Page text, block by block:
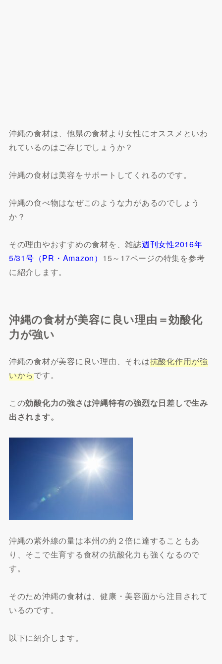
沖縄の食材は、他県の食材より女性にオススメといわ
れているのはご存じでしょうか？
沖縄の食材は美容をサポートしてくれるのです。
沖縄の食べ物はなぜこのような力があるのでしょう
か？
その理由やおすすめの食材を、雑誌週刊女性2016年
5/31号（PR・Amazon） 15～17ページの特集を参考
に紹介します。
沖縄の食材が美容に良い理由＝効酸化
力が強い
沖縄の食材が美容に良い理由、それは抗酸化作用が強
いからです。
この効酸化力の強さは沖縄特有の強烈な日差しで生み
出されます。
沖縄の紫外線の量は本州の約２倍に達することもあ
り、そこで生育する食材の抗酸化力も強くなるので
す。
そのため沖縄の食材は、健康・美容面から注目されて
いるのです。
以下に紹介します。